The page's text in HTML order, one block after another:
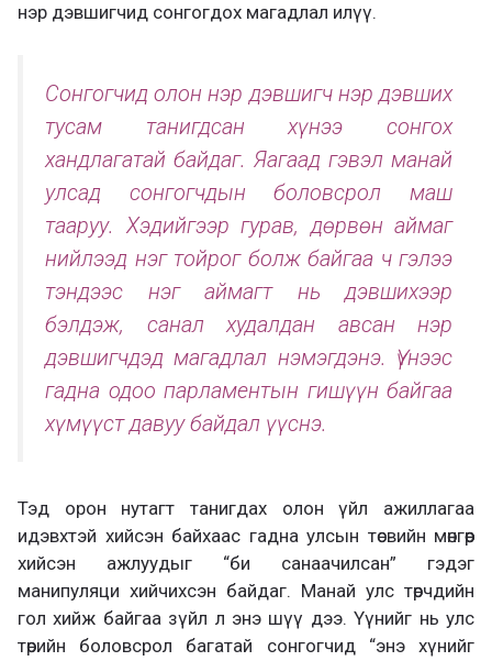
нэр дэвшигчид сонгогдох магадлал илүү.
Сонгогчид олон нэр дэвшигч нэр дэвших
тусам танигдсан хүнээ сонгох
хандлагатай байдаг. Яагаад гэвэл манай
улсад сонгогчдын боловсрол маш
тааруу. Хэдийгээр гурав, дөрвөн аймаг
нийлээд нэг тойрог болж байгаа ч гэлээ
тэндээс нэг аймагт нь дэвшихээр
бэлдэж, санал худалдан авсан нэр
дэвшигчдэд магадлал нэмэгдэнэ. Үүнээс
гадна одоо парламентын гишүүн байгаа
хүмүүст давуу байдал үүснэ.
Тэд орон нутагт танигдах олон үйл ажиллагаа
идэвхтэй хийсэн байхаас гадна улсын төсвийн мөнгөөр
хийсэн ажлуудыг “би санаачилсан” гэдэг
манипуляци хийчихсэн байдаг. Манай улс төрчдийн
гол хийж байгаа зүйл л энэ шүү дээ. Үүнийг нь улс
төрийн боловсрол багатай сонгогчид “энэ хүнийг